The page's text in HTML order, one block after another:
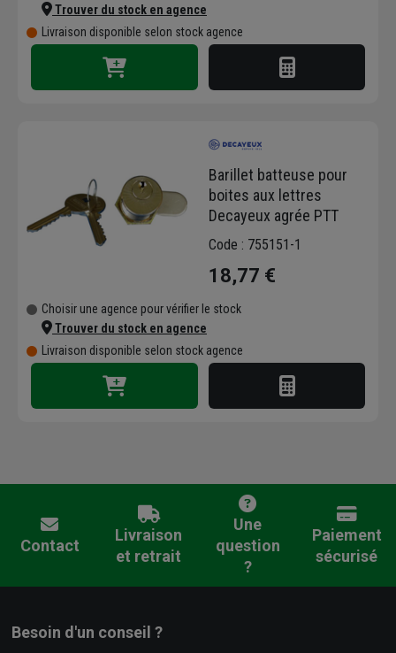
Trouver du stock en agence
Livraison disponible selon stock agence
Barillet batteuse pour
boites aux lettres
Decayeux agrée PTT
Code : 755151-1
18,77 €
Choisir une agence pour vérifier le stock
Trouver du stock en agence
Livraison disponible selon stock agence
Contact
Livraison
et retrait
Une
question
?
Paiement
sécurisé
Besoin d'un conseil ?